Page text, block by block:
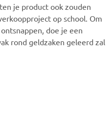
je product ook zouden
op school. Om
doe je een
rond geldzaken geleerd zal